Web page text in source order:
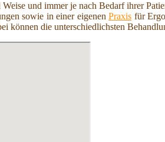
und immer je nach Bedarf ihrer
sowie in einer eigenenPraxis für
können die unterschiedlichsten